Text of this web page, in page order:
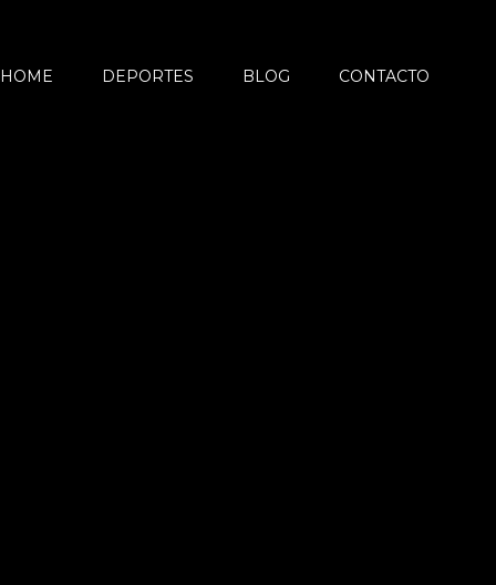
HOME DEPORTES BLOG CONTACTO